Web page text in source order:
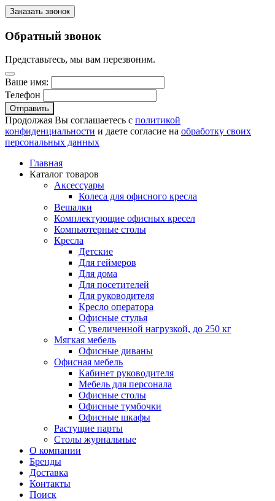
Заказать звонок
Обратный звонок
Представьтесь, мы вам перезвоним.
Ваше имя:
Телефон
Отправить
Продолжая Вы соглашаетесь с политикой
конфиденциальности и даете согласие на обработку своих
персональных данных
Главная
Каталог товаров
Аксессуары
Колеса для офисного кресла
Вешалки
Комплектующие офисных кресел
Компьютерные столы
Кресла
Детские
Для геймеров
Для дома
Для посетителей
Для руководителя
Кресло оператора
Офисные стулья
С увеличенной нагрузкой, до 250 кг
Мягкая мебель
Офисные диваны
Офисная мебель
Кабинет руководителя
Мебель для персонала
Офисные столы
Офисные тумбочки
Офисные шкафы
Растущие парты
Столы журнальные
О компании
Бренды
Доставка
Контакты
Поиск